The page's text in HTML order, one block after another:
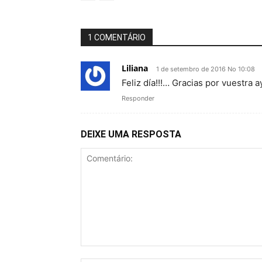
1 COMENTÁRIO
Liliana 1 de setembro de 2016 No 10:08
Feliz día!!!… Gracias por vuestra
Responder
DEIXE UMA RESPOSTA